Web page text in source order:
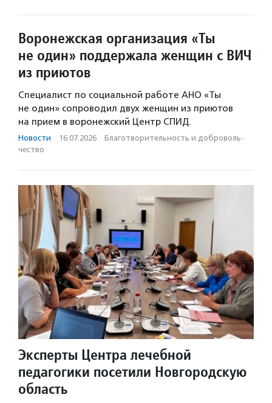
Воронежская организация «Ты
не один» поддержала женщин с ВИЧ
из приютов
Специалист по социальной работе АНО «Ты
не один» сопроводил двух женщин из приютов
на прием в воронежский Центр СПИД.
Новости · 16.07.2026 · Благотвори­тель­ность и доброволь­
чест­во
Эксперты Центра лечебной
педагогики посетили Новгородскую
область